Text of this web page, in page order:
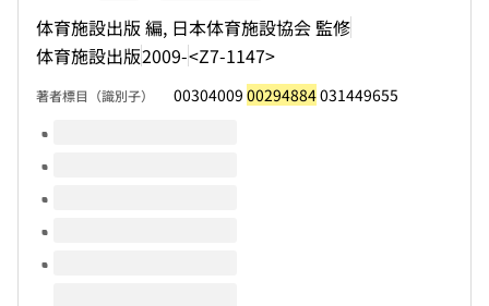
体育施設出版 編, 日本体育施設協会 監修
体育施設出版2009-<Z7-1147>
著者標目（識別子） 00304009 00294884031449655
このタイトルの巻号